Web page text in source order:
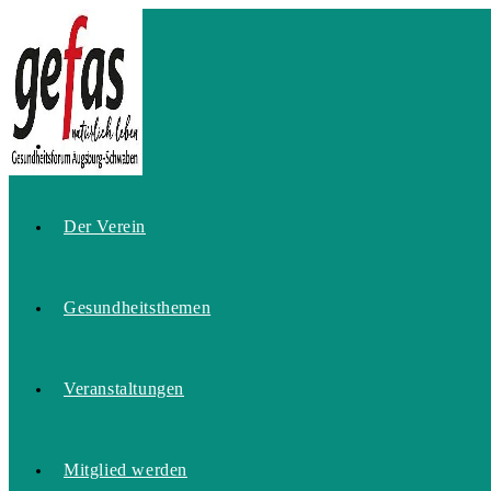
Inhalt
springen
Home
Der Verein
Gesundheitsthemen
Veranstaltungen
Mitglied werden